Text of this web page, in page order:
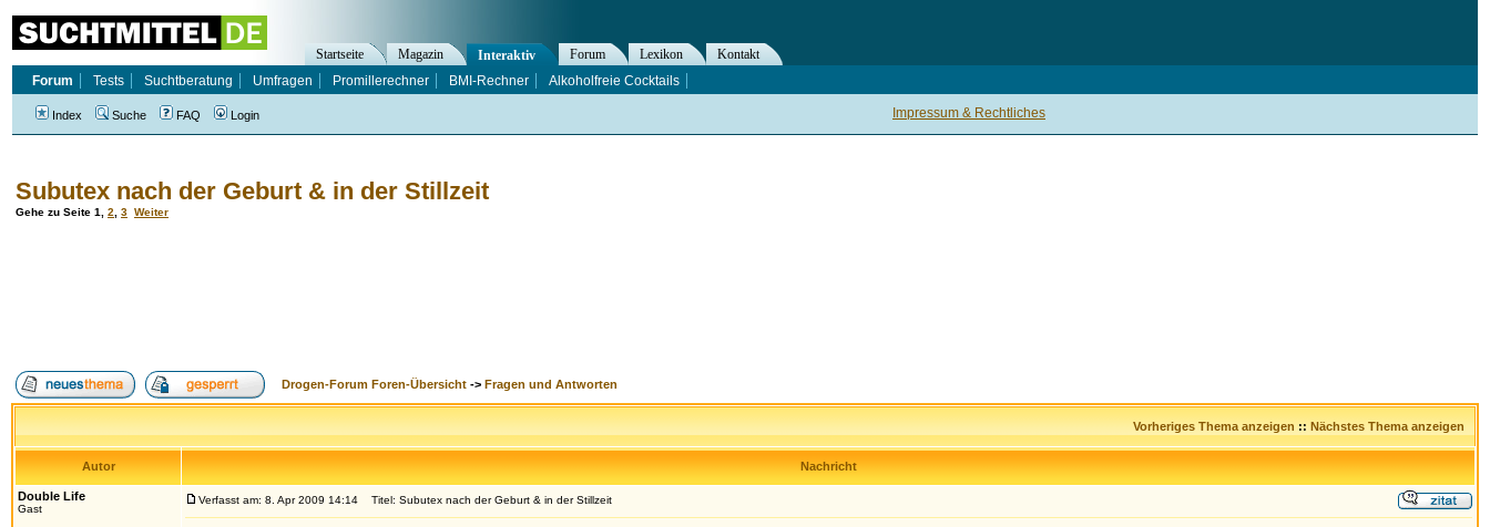
Subutex nach der Geburt & in der Stillzeit
Gehe zu Seite 1 2 3 Weiter
Drogen-Forum Foren-Übersicht -> Fragen und Antworten
Vorheriges Thema anzeigen :: Nächstes Thema anzeigen
Autor Nachricht
Double Life
Gast
Verfasst am: 8. Apr 2009 14:14 Titel: Subutex nach der Geburt & in der Stillzeit
Impressum & Rechtliches
Startseite Magazin Interaktiv Forum Lexikon
Kontakt
Forum
Tests Suchtberatung Umfragen Promillerechner BMI-Rechner Alkoholfreie Cocktails
Index Suche FAQ Login